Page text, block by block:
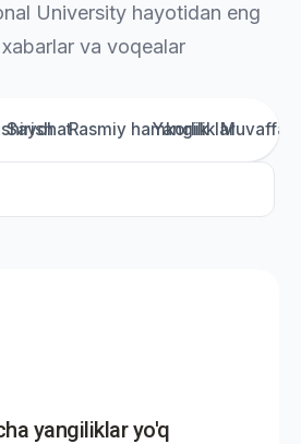
University hayotidan eng
va voqealar
SayohatRasmiy hamkorlik
Yangiliklar
yangiliklar yo'q